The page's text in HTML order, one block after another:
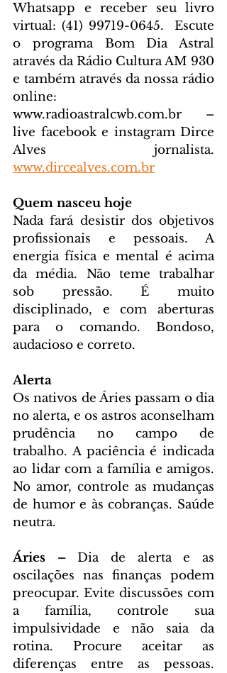
Whatsapp e receber seu livro
virtual: (41) 99719-0645.
Escute
o programa Bom Dia Astral
através da Rádio Cultura AM 930
e também através da nossa rádio
www.radioastralcwb.com.br –
live facebook e instagram Dirce
www.dircealves.com.br
Quem nasceu hoje
Nada fará desistir dos objetivos
profissionais e pessoais. A
energia física e mental é acima
da média. Não teme trabalhar
sob pressão. É muito
disciplinado, e com aberturas
para o comando. Bondoso,
audacioso e correto.
Alerta
Os nativos de Áries passam o dia
no alerta, e os astros aconselham
prudência no campo de
trabalho. A paciência é indicada
ao lidar com a família e amigos.
No amor, controle as mudanças
de humor e às cobranças. Saúde
neutra.
Áries – Dia de alerta e as
oscilações nas finanças podem
preocupar. Evite discussões com
a família, controle sua
impulsividade e não saia da
rotina. Procure aceitar as
diferenças entre as pessoas.